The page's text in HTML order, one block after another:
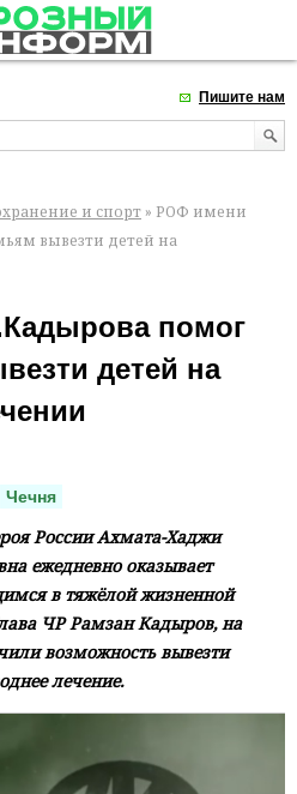
Пишите нам
и спорт » РОФ имени
вывезти детей на
помог
детей на
Чечня
России Ахмата-Хаджи
ежедневно оказывает
в тяжёлой жизненной
ЧР Рамзан Кадыров, на
возможность вывезти
лечение.